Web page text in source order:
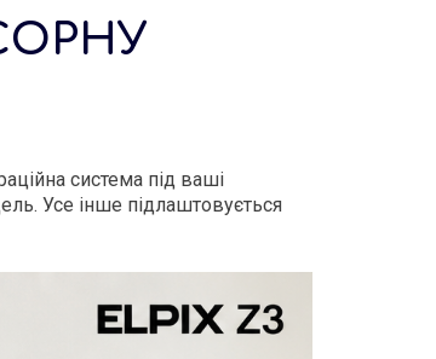
система під ваші
Усе інше підлаштовується